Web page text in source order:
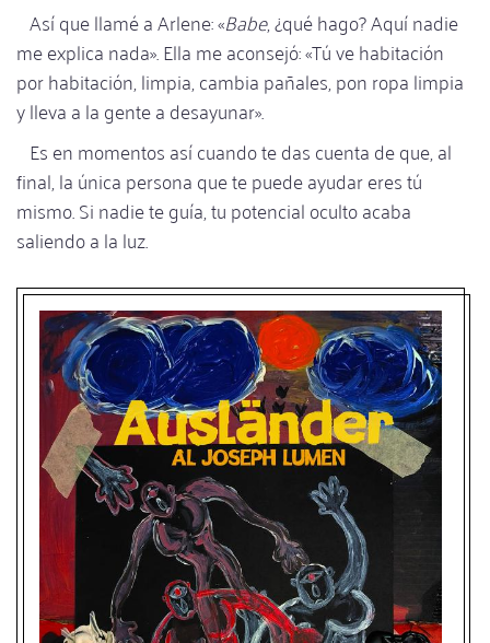
Así que llamé a Arlene: «Babe, ¿qué hago? Aquí nadie
me explica nada». Ella me aconsejó: «Tú ve habitación
por habitación, limpia, cambia pañales, pon ropa limpia
y lleva a la gente a desayunar».
Es en momentos así cuando te das cuenta de que, al
final, la única persona que te puede ayudar eres tú
mismo. Si nadie te guía, tu potencial oculto acaba
saliendo a la luz.